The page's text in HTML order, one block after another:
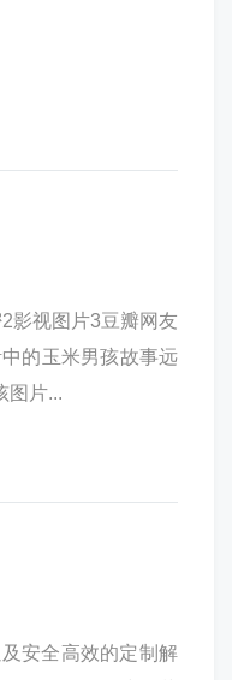
影视图片3豆瓣网友
的玉米男孩故事远
图片...
安全高效的定制解